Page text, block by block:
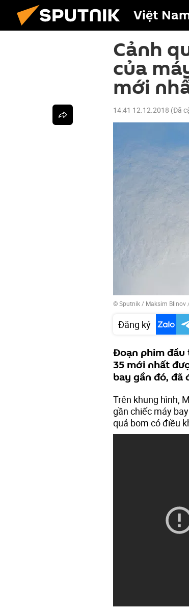
Việt
Cảnh
của
mới
14:41 12.12.2018 (Đã
© Sputnik / Maksim Blinov
Đăng ký
Đoạn phim đầu
35 mới nhất
bay gần đó, đã
Trên khung hình,
gần chiếc máy
quả bom có điều